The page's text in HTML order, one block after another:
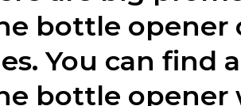
bottle opener
You can find
bottle opener